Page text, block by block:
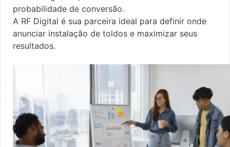
probabilidade de conversão.
A RF Digital é sua parceira ideal para definir onde
anunciar instalação de toldos e maximizar seus
resultados.